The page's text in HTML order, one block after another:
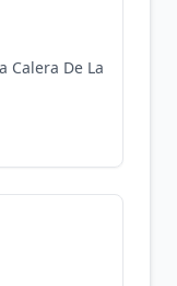
Calera De La